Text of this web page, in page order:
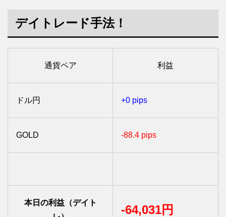
デイトレード手法！
通貨ペア 利益
ドル円 +0 pips
GOLD -88.4 pips
本日の利益（デイト
-64,031円